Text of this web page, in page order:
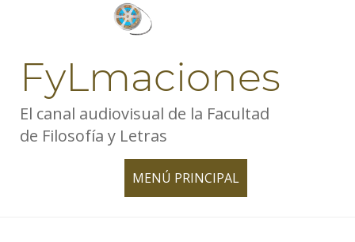
FyLmaciones
El canal audiovisual de la Facultad
de Filosofía y Letras
MENÚ PRINCIPAL
TOGGLE